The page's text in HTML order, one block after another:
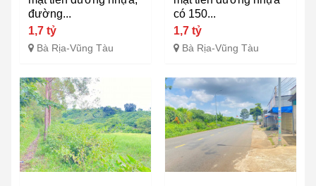
đường...
1,7 tỷ
Bà Rịa-Vũng Tàu
có 150...
1,7 tỷ
Bà Rịa-Vũng Tàu